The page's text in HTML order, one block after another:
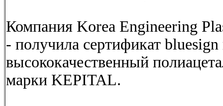
Компания Korea Engineering
- получила сертификат
высококачественный
марки KEPITAL.